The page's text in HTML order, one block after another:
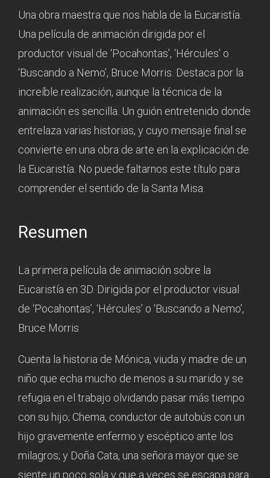
Una obra maestra que nos habla de la Eucaristía.
Una película de animación dirigida por el
productor visual de ‘Pocahontas’, ‘Hércules’ o
‘Buscando a Nemo’, Bruce Morris. Destaca por la
increíble realización, aunque la técnica de la
animación es sencilla. Un guión entretenido donde
entrelaza varias historias, y cuyo mensaje final se
convierte en una obra de arte en la explicación de
la Eucaristía. No puede faltarnos este título para
comprender el sentido de la Santa Misa.
Resumen
La primera película de animación sobre la
Eucaristía en 3D. Dirigida por el productor visual
de ‘Pocahontas’, ‘Hércules’ o ‘Buscando a Nemo’,
Bruce Morris
Cuenta la historia de Mónica, viuda y madre de un
niño que echa mucho de menos a su marido y se
refugia en el trabajo olvidando pasar más tiempo
con su hijo; Chema, conductor de autobús con un
hijo gravemente enfermo y escéptico ante los
milagros; y Doña Cata, una señora mayor que se
siente un poco sola y que a veces se escapa para